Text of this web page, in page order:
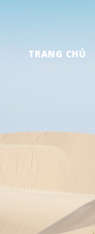
TRANG CHỦ